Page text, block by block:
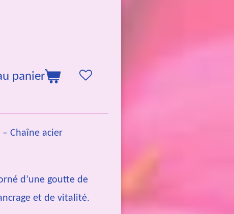
panier
– Chaîne acier
d’une goutte de
et de vitalité.